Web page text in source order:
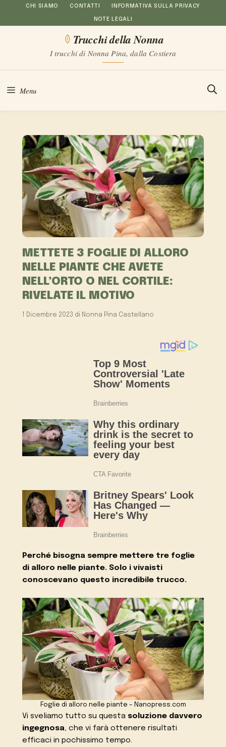
al
CHI SIAMO CONTATTI INFORMATIVA SULLA PRIVACY
NOTE LEGALI
Trucchi della Nonna
I trucchi di Nonna Pina, dalla Costiera
Menu
METTETE 3 FOGLIE DI ALLORO
NELLE PIANTE CHE AVETE
NELL’ORTO O NEL CORTILE:
RIVELATE IL MOTIVO
1 Dicembre 2023 di Nonna Pina Castellano
Perché bisogna sempre mettere tre foglie
di alloro nelle piante. Solo i vivaisti
conoscevano questo incredibile trucco.
Foglie di alloro nelle piante – Nanopress.com
Vi sveliamo tutto su questa soluzione davvero
ingegnosa, che vi farà ottenere risultati
efficaci in pochissimo tempo.